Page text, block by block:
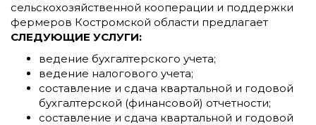
сельскохозяйственной кооперации и поддержки
фермеров Костромской области предлагает
СЛЕДУЮЩИЕ УСЛУГИ:
ведение бухгалтерского учета;
ведение налогового учета;
составление и сдача квартальной и годовой
бухгалтерской (финансовой) отчетности;
составление и сдача квартальной и годовой